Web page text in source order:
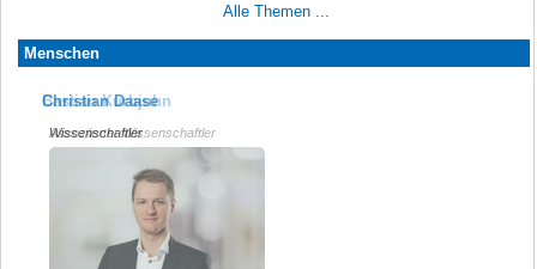
Alle Themen ...
Menschen
Christian Daase
Wissenschaftler
Bastian Kurbjuhn
Assoziierter Wissenschaftler